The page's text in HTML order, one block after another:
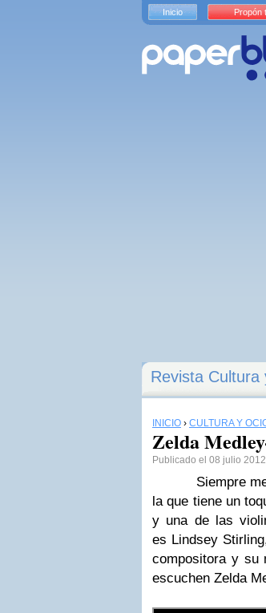
Revista Cultura
INICIO › CULTURA Y
Zelda
Publicado el 08 julio
Siempre me
la que tiene un
y una de las
es Lindsey Stirling
compositora y su
escuchen Zelda
Inicio Propón